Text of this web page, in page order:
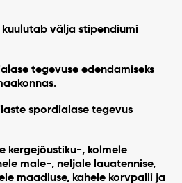
välja stipendiumi
tegevuse edendamiseks
spordialase tegevus
kergejõustiku-, kolmele
male-, neljale lauatennise,
maadluse, kahele korvpalli ja